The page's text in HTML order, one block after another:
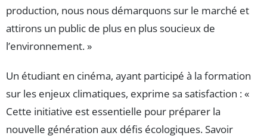
production, nous nous démarquons sur le marché et
attirons un public de plus en plus soucieux de
l’environnement. »
Un étudiant en cinéma, ayant participé à la formation
sur les enjeux climatiques, exprime sa satisfaction : «
Cette initiative est essentielle pour préparer la
nouvelle génération aux défis écologiques. Savoir